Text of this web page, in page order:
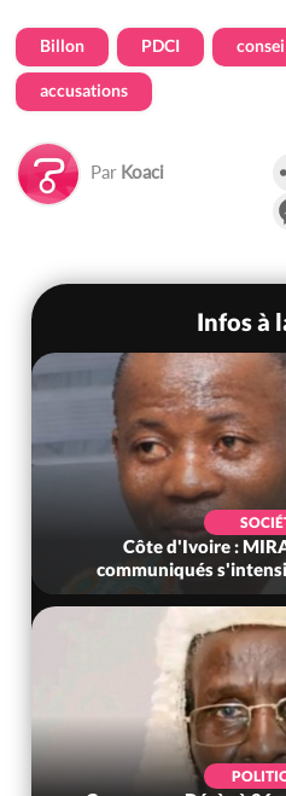
Billon PDCI
accusations
Par Koaci
Infos à
Côte d'Ivoire :
communiqués